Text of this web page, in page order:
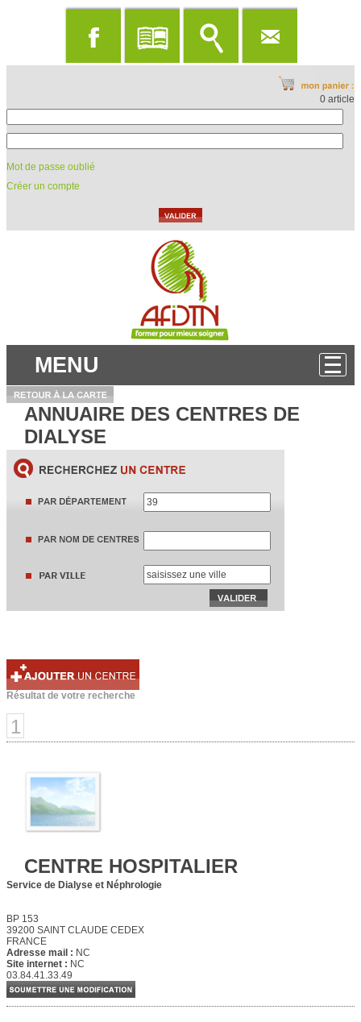
0 article
Mot de passe oublié
Créer un compte
MENU
ANNUAIRE DES CENTRES DE
DIALYSE
Résultat de votre recherche
1
CENTRE HOSPITALIER
Service de Dialyse et Néphrologie
BP 153
39200 SAINT CLAUDE CEDEX
FRANCE
Adresse mail : NC
Site internet : NC
03.84.41.33.49